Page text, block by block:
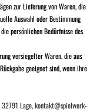
zur Lieferung von Waren, die
Auswahl oder Bestimmung
persönlichen Bedürfnisse des
versiegelter Waren, die aus
geeignet sind, wenn ihre
Lage, kontakt@spielwerk-